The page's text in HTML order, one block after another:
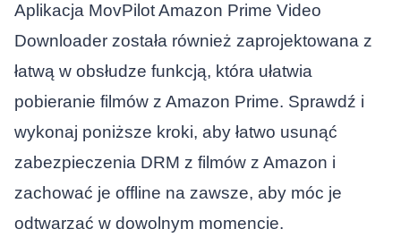
Aplikacja MovPilot Amazon Prime Video
Downloader została również zaprojektowana z
łatwą w obsłudze funkcją, która ułatwia
pobieranie filmów z Amazon Prime. Sprawdź i
wykonaj poniższe kroki, aby łatwo usunąć
zabezpieczenia DRM z filmów z Amazon i
zachować je offline na zawsze, aby móc je
odtwarzać w dowolnym momencie.